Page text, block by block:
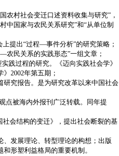
村社会变迁口述资料收集与研究”，
中国家与农民关系研究”和“从单位制
提出“过程—事件分析”的研究策略；
民关系的实践形态”一组文章；
践过程的研究。《迈向实践社会学》
2002年第五期；
究报告。是为研究改革以来中国社会
点被海内外报刊广泛转载。同年提
会结构的变迁》，提出社会断裂的基
发展理论、转型理论的构想；出版
形塑利益格局的重要机制。